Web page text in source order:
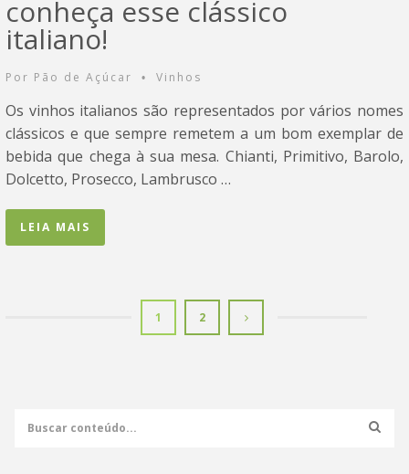
conheça esse clássico
italiano!
Por Pão de Açúcar • Vinhos
Os vinhos italianos são representados por vários nomes
clássicos e que sempre remetem a um bom exemplar de
bebida que chega à sua mesa. Chianti, Primitivo, Barolo,
Dolcetto, Prosecco, Lambrusco …
LEIA MAIS
1 2